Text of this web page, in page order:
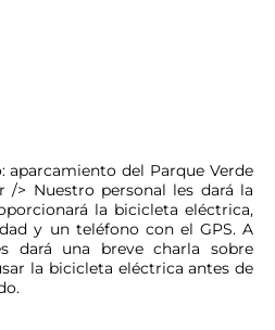
aparcamiento del Parque Verde
/> Nuestro personal les dará la
la bicicleta eléctrica,
y un teléfono con el GPS. A
dará una breve charla sobre
la bicicleta eléctrica antes de